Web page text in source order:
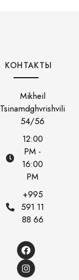
КОНТАКТЫ
Mikheil
Tsinamdghvrishvili
54/56
12:00
PM -
16:00
PM
+995
591 11
88 66